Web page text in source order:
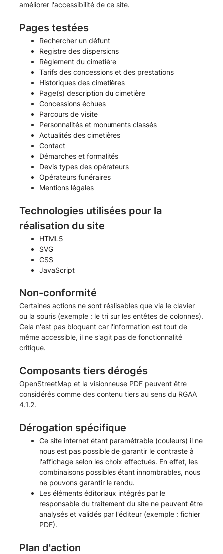
améliorer l'accessibilité de ce site.
Pages testées
Rechercher un défunt
Registre des dispersions
Règlement du cimetière
Tarifs des concessions et des prestations
Historiques des cimetières
Page(s) description du cimetière
Concessions échues
Parcours de visite
Personnalités et monuments classés
Actualités des cimetières
Contact
Démarches et formalités
Devis types des opérateurs
Opérateurs funéraires
Mentions légales
Technologies utilisées pour la
réalisation du site
HTML5
SVG
CSS
JavaScript
Non-conformité
Certaines actions ne sont réalisables que via le clavier
ou la souris (exemple : le tri sur les entêtes de colonnes).
Cela n'est pas bloquant car l'information est tout de
même accessible, il ne s'agit pas de fonctionnalité
critique.
Composants tiers dérogés
OpenStreetMap et la visionneuse PDF peuvent être
considérés comme des contenu tiers au sens du RGAA
4.1.2.
Dérogation spécifique
Ce site internet étant paramétrable (couleurs) il ne
nous est pas possible de garantir le contraste à
l'affichage selon les choix effectués. En effet, les
combinaisons possibles étant innombrables, nous
ne pouvons garantir le rendu.
Les éléments éditoriaux intégrés par le
responsable du traitement du site ne peuvent être
analysés et validés par l'éditeur (exemple : fichier
PDF).
Plan d'action